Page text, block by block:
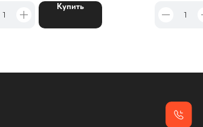
Купить
г. Москва, ул. Тимирязевская, д. 2/3